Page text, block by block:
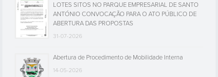
LOTES SITOS NO PARQUE EMPRESARIAL DE SANTO
ANTÓNIO CONVOCAÇÃO PARA O ATO PÚBLICO DE
ABERTURA DAS PROPOSTAS
31-07-2026
Abertura de Procedimento de Mobilidade Interna
14-05-2026